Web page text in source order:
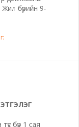
бүрийн 9-
бүр 1 сая